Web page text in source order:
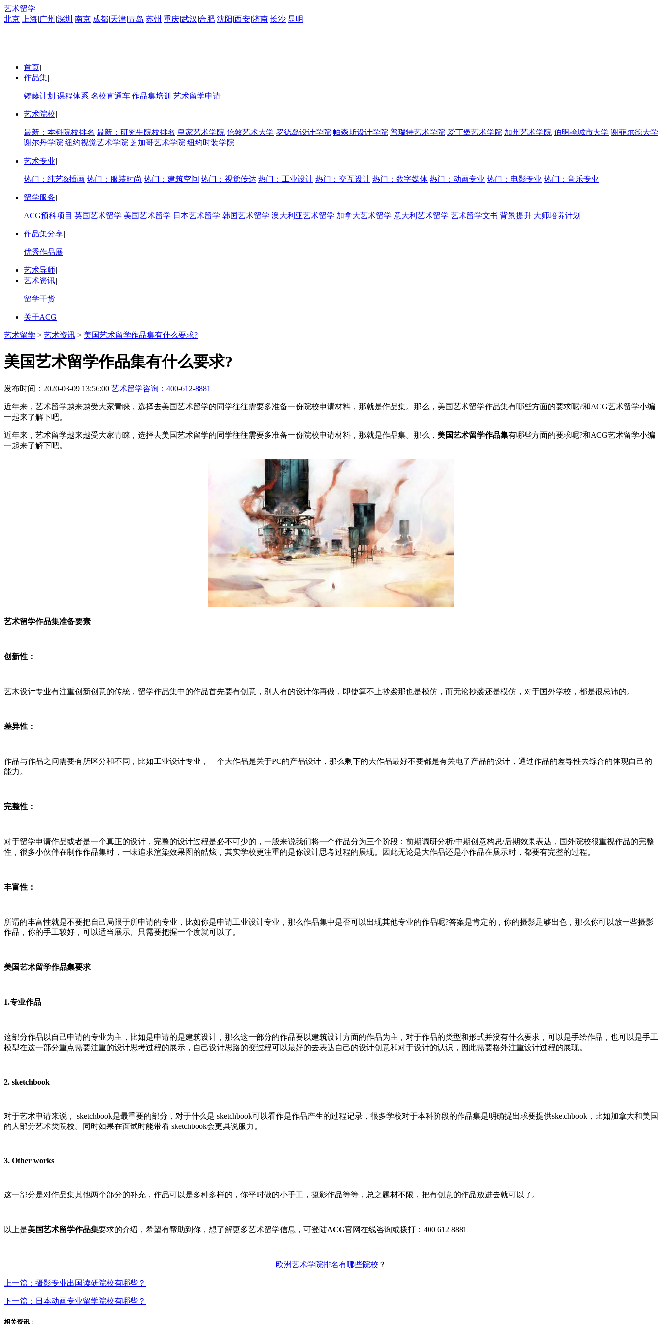
艺术留学
北京| 上海|广州 |深圳 |南京|成都|天津|青岛|苏州 |重庆|武汉 |合肥|沈阳 |西安|济南|长沙|昆明
首页|
作品集|
铸藤计划 课程体系 名校直通车 作品集培训 艺术留学申请
艺术院校|
最新：本科院校排名 最新：研究生院校排名 皇家艺术学院 伦敦艺术大学 罗德岛设计学院 帕森斯设计学院 普瑞特艺术学院 爱丁堡艺术学院 加州艺术学院 伯明翰城市大学 谢菲尔德大学
谢尔丹学院 纽约视觉艺术学院 芝加哥艺术学院 纽约时装学院
艺术专业|
热门：纯艺&插画 热门：服装时尚 热门：建筑空间 热门：视觉传达 热门：工业设计 热门：交互设计 热门：数字媒体 热门：动画专业 热门：电影专业 热门：音乐专业
留学服务|
ACG预科项目 英国艺术留学 美国艺术留学 日本艺术留学 韩国艺术留学 澳大利亚艺术留学 加拿大艺术留学 意大利艺术留学 艺术留学文书 背景提升 大师培养计划
作品集分享|
优秀作品展
艺术导师|
艺术资讯|
留学干货
关于ACG|
艺术留学 > 艺术资讯 > 美国艺术留学作品集有什么要求?
美国艺术留学作品集有什么要求?
发布时间：2020-03-09 13:56:00 艺术留学咨询： 400-612-8881
近年来，艺术留学越来越受大家青睐，选择去美国艺术留学的同学往往需要多准备一份院校申请材料，那就是作品集。那么，美国艺术留学作品集有哪些方面的要求呢?和ACG艺术留学小编
一起来了解下吧。
近年来，艺术留学越来越受大家青睐，选择去美国艺术留学的同学往往需要多准备一份院校申请材料，那就是作品集。那么， 美国艺术留学作品集有哪些方面的要求呢?和ACG艺术留学小编
一起来了解下吧。
艺术留学作品集准备要素
创新性：
艺木设计专业有注重创新创意的传統，留学作品集中的作品首先要有创意，别人有的设计你再做，即使算不上抄袭那也是模仿，而无论抄袭还是模仿，对于国外学校，都是很忌讳的。
差异性：
作品与作品之间需要有所区分和不同，比如工业设计专业，一个大作品是关于PC的产品设计，那么剩下的大作品最好不要都是有关电子产品的设计，通过作品的差导性去综合的体现自己的
能力。
完整性：
对于留学申请作品或者是一个真正的设计，完整的设计过程是必不可少的，一般来说我们将一个作品分为三个阶段：前期调研分析/中期创意构思/后期效果表达，国外院校很重视作品的完整
性，很多小伙伴在制作作品集时，一味追求渲染效果图的酷炫，其实学校更注重的是你设计思考过程的展现。因此无论是大作品还是小作品在展示时，都要有完整的过程。
丰富性：
所谓的丰富性就是不要把自己局限于所申请的专业，比如你是申请工业设计专业，那么作品集中是否可以出现其他专业的作品呢?答案是肯定的，你的摄影足够出色，那么你可以放一些摄影
作品，你的手工较好，可以适当展示。只需要把握一个度就可以了。
美国艺术留学作品集要求
1.专业作品
这部分作品以自己申请的专业为主，比如是申请的是建筑设计，那么这一部分的作品要以建筑设计方面的作品为主，对于作品的类型和形式并没有什么要求，可以是手绘作品，也可以是手工
模型在这一部分重点需要注重的设计思考过程的展示，自己设计思路的变过程可以最好的去表达自己的设计创意和对于设计的认识，因此需要格外注重设计过程的展现。
2. sketchbook
对于艺术申请来说， sketchbook是最重要的部分，对于什么是 sketchbook可以看作是作品产生的过程记录，很多学校对于本科阶段的作品集是明确提出求要提供sketchbook，比如加拿大和美国
的大部分艺术类院校。同时如果在面试时能带看 sketchbook会更具说服力。
3. Other works
这一部分是对作品集其他两个部分的补充，作品可以是多种多样的，你平时做的小手工，摄影作品等等，总之题材不限，把有创意的作品放进去就可以了。
以上是美国艺术留学作品集要求的介绍，希望有帮助到你，想了解更多艺术留学信息，可登陆ACG官网在线咨询或拨打：400 612 8881
欧洲艺术学院排名有哪些院校 ？
上一篇：摄影专业出国读研院校有哪些？
下一篇：日本动画专业留学院校有哪些？
相关资讯：